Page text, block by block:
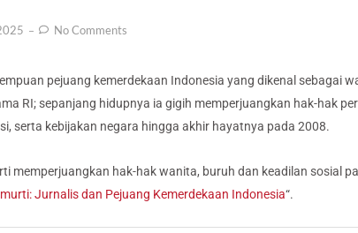
No Comments
pejuang kemerdekaan Indonesia yang dikenal sebagai
RI; sepanjang hidupnya ia gigih memperjuangkan hak-hak
serta kebijakan negara hingga akhir hayatnya pada 2008.
memperjuangkan hak-hak wanita, buruh dan keadilan sosial
Jurnalis dan Pejuang Kemerdekaan Indonesia“.